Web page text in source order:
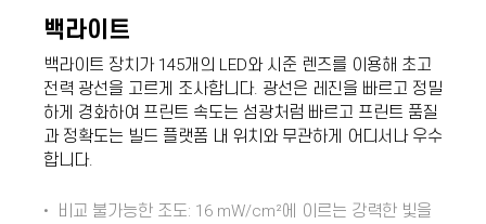
백라이트
백라이트 장치가 145개의 LED와 시준 렌즈를 이용해 초고
전력 광선을 고르게 조사합니다. 광선은 레진을 빠르고 정밀
하게 경화하여 프린트 속도는 섬광처럼 빠르고 프린트 품질
과 정확도는 빌드 플랫폼 내 위치와 무관하게 어디서나 우수
합니다.
• 비교 불가능한 조도: 16 mW/cm²에 이르는 강력한 빛을